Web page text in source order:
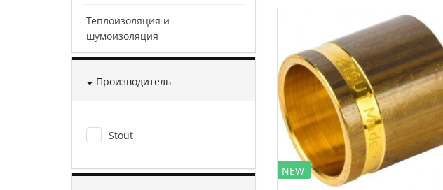
Теплоизоляция и
шумоизоляция
Производитель
Stout
NEW